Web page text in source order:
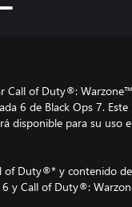
Call of Duty®:
6 de Black Ops 7.
disponible para su uso
of Duty®* y contenido
y Call of Duty®: